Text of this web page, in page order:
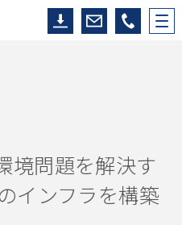
境問題を解決す
インフラを構築